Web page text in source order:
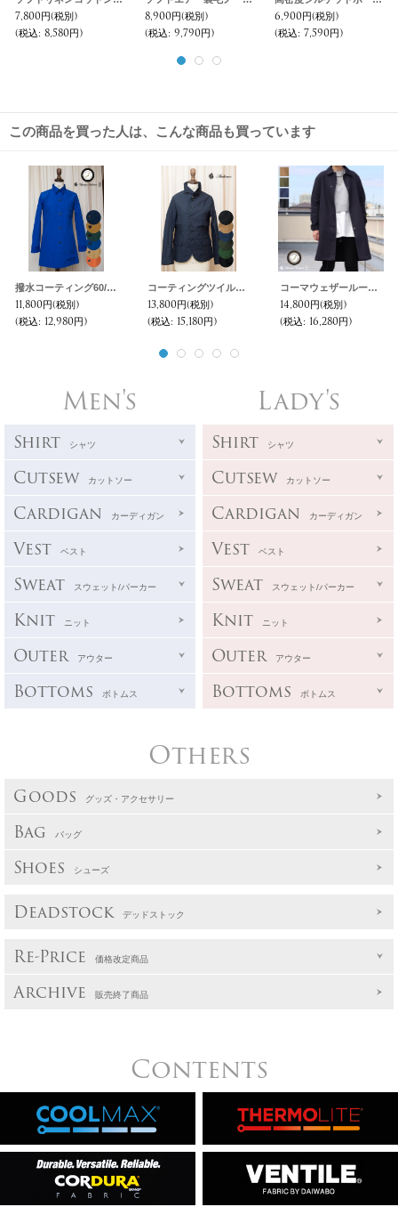
7,800円(税別)
(税込: 8,580円)
8,900円(税別)
(税込: 9,790円)
6,900円(税別)
(税込: 7,590円)
この商品を買った人は、こんな商品も買っています
撥水コーティング60/40グログランアトリエコート [Lady's]【MADE IN JAPAN】『日本製』/ Upscape Audience
11,800円(税別)
(税込: 12,980円)
コーティングツイルレニュー6ボタンジャケット [Lady's] 【送料無料】 / Audience
13,800円(税別)
(税込: 15,180円)
コーマウェザールーズフィットコーチステンカラーコート［Lady's］【MADE IN JAPAN】『日本製』【送料無料】 / Upscape Audience
14,800円(税別)
(税込: 16,280円)
Men's
Shirt シャツ
Cutsew カットソー
Cardigan カーディガン
Vest ベスト
Sweat スウェット/パーカー
Knit ニット
Outer アウター
Bottoms ボトムス
Lady's
Shirt シャツ
Cutsew カットソー
Cardigan カーディガン
Vest ベスト
Sweat スウェット/パーカー
Knit ニット
Outer アウター
Bottoms ボトムス
Others
Goods グッズ・アクセサリー
Bag バッグ
Shoes シューズ
Deadstock デッドストック
Re-Price 価格改定商品
Archive 販売終了商品
Contents